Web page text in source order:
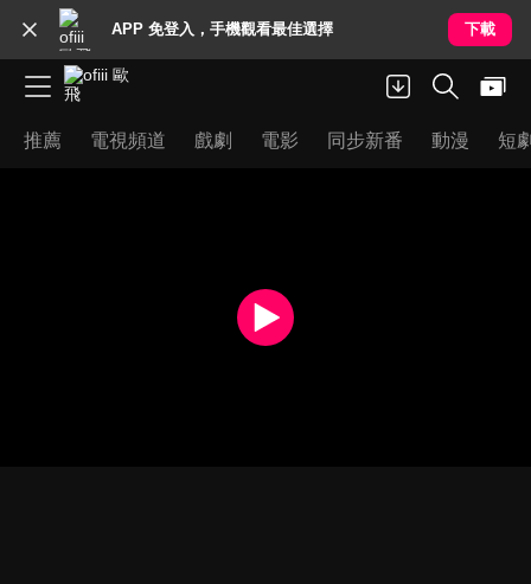
APP 免登入，手機觀看最佳選擇 下載
推薦 電視頻道 戲劇 電影 同步新番 動漫 短